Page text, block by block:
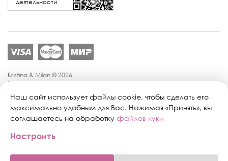
деятельности
Kristina & Milan © 2026
Политика конфиденциальности
Политика обработки персональных данных
Публичная оферта
Персональные настройки файлов cookie
Поддержка сайта:
Наш сайт использует файлы cookie, чтобы сделать его
максимально удобным для Вас. Нажимая «Принять», вы
соглашаетесь на обработку файлов куки
Настроить